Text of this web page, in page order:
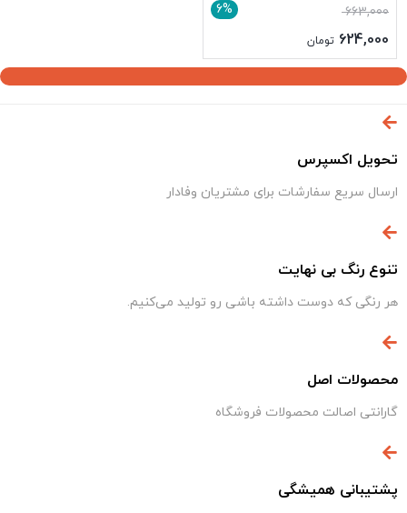
6% 663,000
624,000 تومان
تحویل اکسپرس
ارسال سریع سفارشات برای مشتریان وفادار
تنوع رنگ بی نهایت
هر رنگی که دوست داشته باشی رو تولید می‌کنیم.
محصولات اصل
گارانتی اصالت محصولات فروشگاه
پشتیبانی همیشگی